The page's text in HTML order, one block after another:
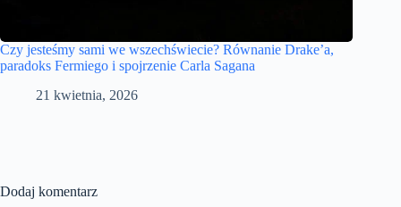
Czy jesteśmy sami we wszechświecie? Równanie Drake’a,
paradoks Fermiego i spojrzenie Carla Sagana
21 kwietnia, 2026
Dodaj komentarz